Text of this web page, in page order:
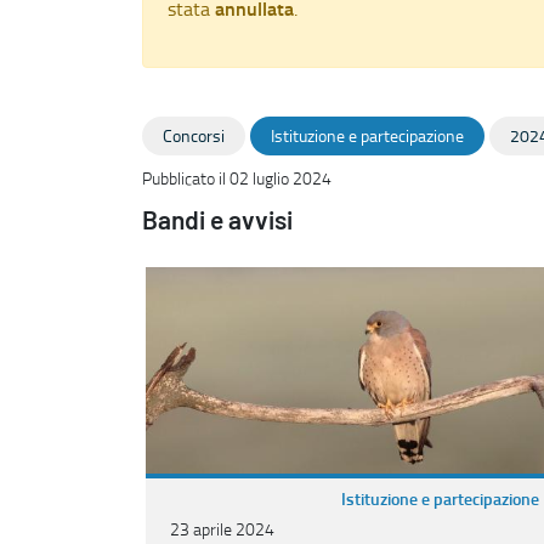
stataannullata.
Concorsi Istituzione e partecipazione
Pubblicato il 02 luglio 2024
Bandi e avvisi
Istituzione e partecipazione
23 aprile 2024